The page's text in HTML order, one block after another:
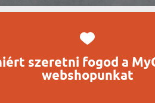
szeretni fogod a
webshopunkat